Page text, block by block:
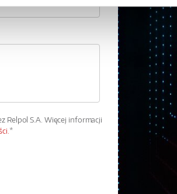
Relpol S.A. Więcej informacji
*